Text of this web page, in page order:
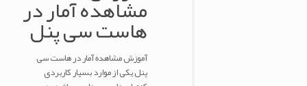
مشاهده آمار در
هاست سی پنل
آموزش مشاهده آمار در هاست سی
پنل یکی از موارد بسیار کاربردی